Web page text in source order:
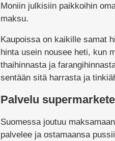
Moniin julkisiin paikkoihin
maksu.
Kaupoissa on kaikille samat
hinta usein nousee heti, kun
thaihinnasta ja
sentään sitä harrasta ja
Palvelu
Suomessa joutuu
palvelee ja ostamaansa